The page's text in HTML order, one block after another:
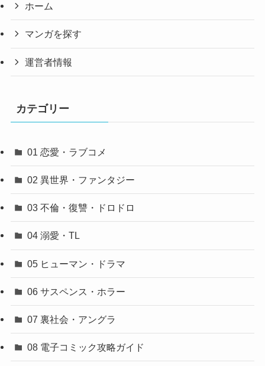
ホーム
マンガを探す
運営者情報
カテゴリー
01 恋愛・ラブコメ
02 異世界・ファンタジー
03 不倫・復讐・ドロドロ
04 溺愛・TL
05 ヒューマン・ドラマ
06 サスペンス・ホラー
07 裏社会・アングラ
08 電子コミック攻略ガイド